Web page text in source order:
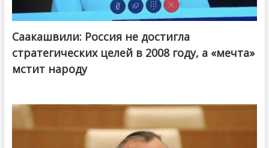
Саакашвили: Россия не достигла
стратегических целей в 2008 году, а «мечта»
мстит народу